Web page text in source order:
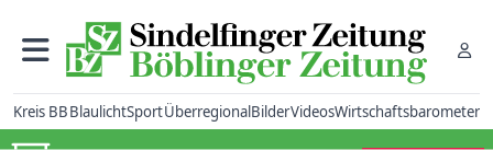
Kreis BBBlaulichtSportÜberregionalBilderVideosWirtschaftsbarometer